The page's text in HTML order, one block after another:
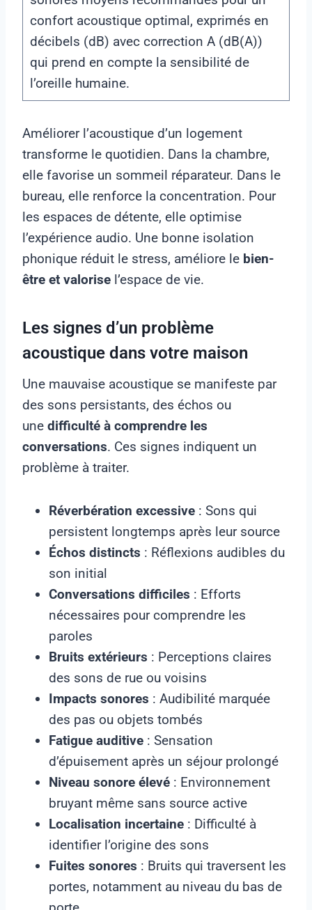
confort acoustique optimal, exprimés en
décibels (dB) avec correction A (dB(A))
qui prend en compte la sensibilité de
l’oreille humaine.
Améliorer l’acoustique d’un logement
transforme le quotidien. Dans la chambre,
elle favorise un sommeil réparateur. Dans le
bureau, elle renforce la concentration. Pour
les espaces de détente, elle optimise
l’expérience audio. Une bonne isolation
phonique réduit le stress, améliore le bien-
être et valorise l’espace de vie.
Les signes d’un problème
acoustique dans votre maison
Une mauvaise acoustique se manifeste par
des sons persistants, des échos ou
une difficulté à comprendre les
conversations. Ces signes indiquent un
problème à traiter.
Réverbération excessive : Sons qui
persistent longtemps après leur source
Échos distincts : Réflexions audibles du
son initial
Conversations difficiles : Efforts
nécessaires pour comprendre les
paroles
Bruits extérieurs : Perceptions claires
des sons de rue ou voisins
Impacts sonores : Audibilité marquée
des pas ou objets tombés
Fatigue auditive : Sensation
d’épuisement après un séjour prolongé
Niveau sonore élevé : Environnement
bruyant même sans source active
Localisation incertaine : Difficulté à
identifier l’origine des sons
Fuites sonores : Bruits qui traversent les
portes, notamment au niveau du bas de